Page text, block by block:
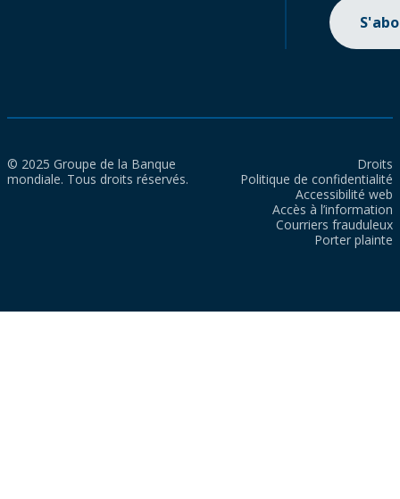
© 2025 Groupe de la Banque
mondiale. Tous droits réservés.
Droits
Politique de confidentialité
Accessibilité web
Accès à l’information
Courriers frauduleux
Porter plainte